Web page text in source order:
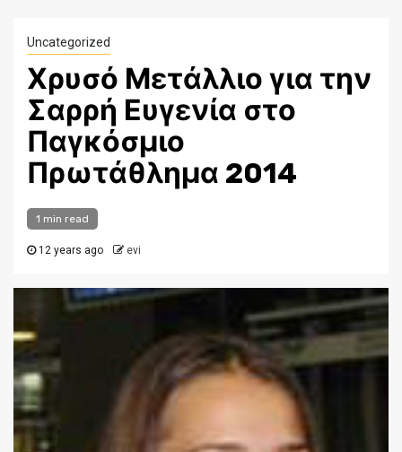
Uncategorized
Χρυσό Μετάλλιο για την
Σαρρή Ευγενία στο
Παγκόσμιο
Πρωτάθλημα 2014
1 min read
12 years ago evi